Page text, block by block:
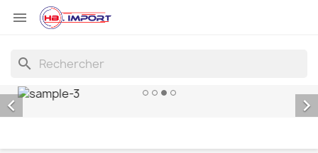

search
 